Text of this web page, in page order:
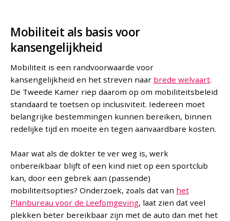
Mobiliteit als basis voor
kansengelijkheid
Mobiliteit is een randvoorwaarde voor
kansengelijkheid en het streven naar brede welvaart.
De Tweede Kamer riep daarom op om mobiliteitsbeleid
standaard te toetsen op inclusiviteit. Iedereen moet
belangrijke bestemmingen kunnen bereiken, binnen
redelijke tijd en moeite en tegen aanvaardbare kosten.
Maar wat als de dokter te ver weg is, werk
onbereikbaar blijft of een kind niet op een sportclub
kan, door een gebrek aan (passende)
mobiliteitsopties? Onderzoek, zoals dat van het
Planbureau voor de Leefomgeving, laat zien dat veel
plekken beter bereikbaar zijn met de auto dan met het